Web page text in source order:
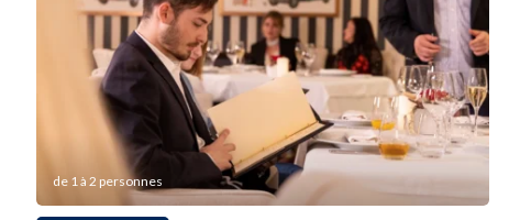
de 1 à 2 personnes